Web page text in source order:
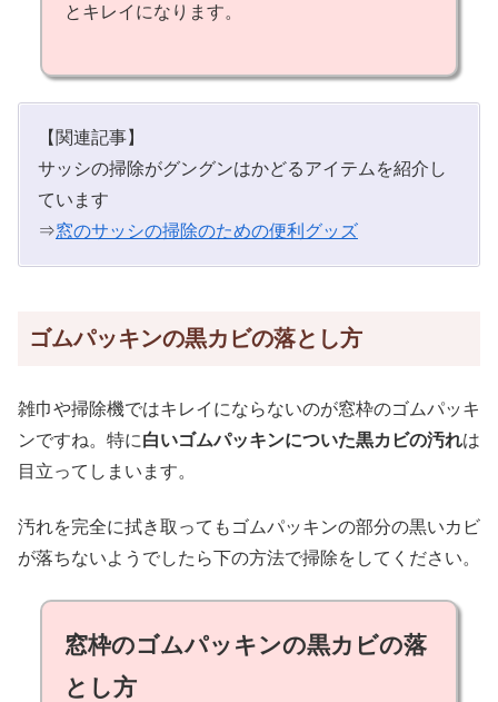
とキレイになります。
【関連記事】
サッシの掃除がグングンはかどるアイテムを紹介し
ています
⇒窓のサッシの掃除のための便利グッズ
ゴムパッキンの黒カビの落とし方
雑巾や掃除機ではキレイにならないのが窓枠のゴムパッキ
ンですね。特に白いゴムパッキンについた黒カビの汚れは
目立ってしまいます。
汚れを完全に拭き取ってもゴムパッキンの部分の黒いカビ
が落ちないようでしたら下の方法で掃除をしてください。
窓枠のゴムパッキンの黒カビの落
とし方